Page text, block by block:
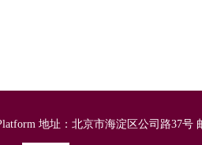
地址：北京市海淀区公司路37号